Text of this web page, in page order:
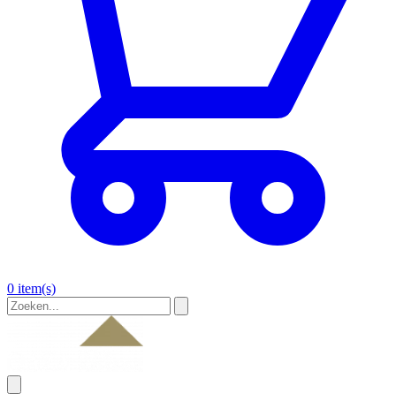
0 item(s)